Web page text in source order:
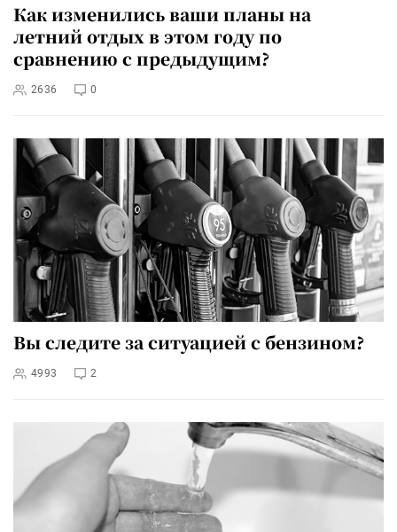
Как изменились ваши планы на
летний отдых в этом году по
сравнению с предыдущим?
2636 0
Вы следите за ситуацией с бензином?
4993 2